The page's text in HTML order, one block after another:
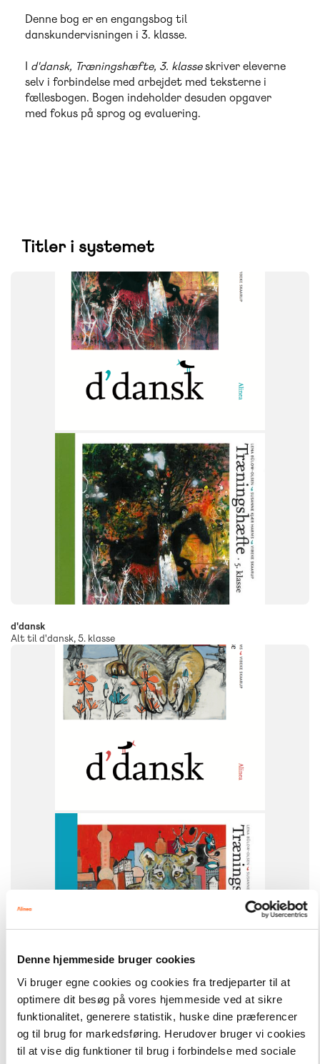
Denne hjemmeside bruger cookies
Vi bruger egne cookies og cookies fra tredjeparter til at
optimere dit besøg på vores hjemmeside ved at sikre
funktionalitet, generere statistik, huske dine præferencer
og til brug for markedsføring. Herudover bruger vi cookies
til at vise dig funktioner til brug i forbindelse med sociale
Denne bog er en engangsbog til
danskundervisningen i 3. klasse.
I d'dansk, Træningshæfte, 3. klasseskriver eleverne
selv i forbindelse med arbejdet med teksterne i
fællesbogen. Bogen indeholder desuden opgaver
med fokus på sprog og evaluering.
Titler i systemet
d'dansk
Alt til d'dansk, 5. klasse
d'dansk
Alt til d'dansk, 6. klasse
Hent flere